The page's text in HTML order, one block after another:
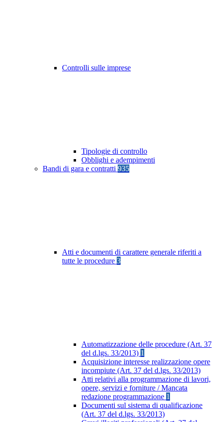
Controlli sulle imprese
Tipologie di controllo
Obblighi e adempimenti
Bandi di gara e contratti 935
Atti e documenti di carattere generale riferiti a
tutte le procedure 3
Automatizzazione delle procedure (Art. 37
del d.lgs. 33/2013) 1
Acquisizione interesse realizzazione opere
incompiute (Art. 37 del d.lgs. 33/2013)
Atti relativi alla programmazione di lavori,
opere, servizi e forniture / Mancata
redazione programmazione 1
Documenti sul sistema di qualificazione
(Art. 37 del d.lgs. 33/2013)